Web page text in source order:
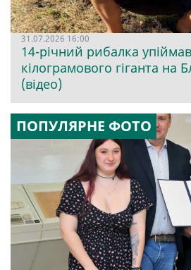
31.07.2026 16:00
14-річний рибалка
кілограмового гіганта на
(відео)
ПОПУЛЯРНЕ ФОТО